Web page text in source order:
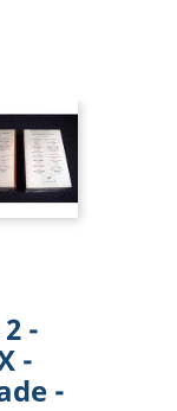
-
-
-